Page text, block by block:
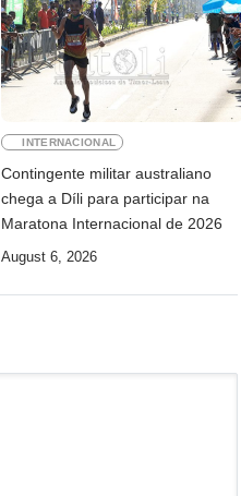
INTERNACIONAL
Contingente militar australiano
chega a Díli para participar na
Maratona Internacional de 2026
August 6, 2026